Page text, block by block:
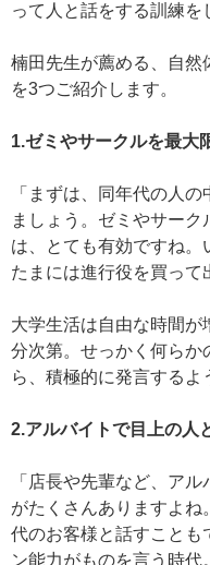
って人と話をする訓練を
楠田先生が薦める、自然
を3つご紹介します。
1.ゼミやサークルを最大
「まずは、同年代の人
ましょう。ゼミやサー
は、とても有効ですね。
たまには進行役を買って
大学生活は自由な時間が
分次第。せっかく何らか
ら、積極的に発言するよ
2.アルバイトで目上の人
「店長や先輩など、ア
がたくさんありますよ
代のお客様と話すことも
ン能力がものを言う時